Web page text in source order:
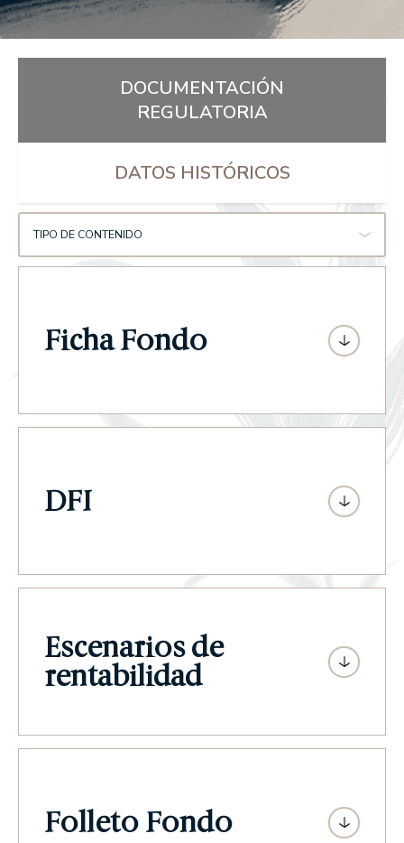
DOCUMENTACIÓN
REGULATORIA
DATOS HISTÓRICOS
TIPO DE CONTENIDO
Ficha Fondo
DFI
Escenarios de
rentabilidad
Folleto Fondo